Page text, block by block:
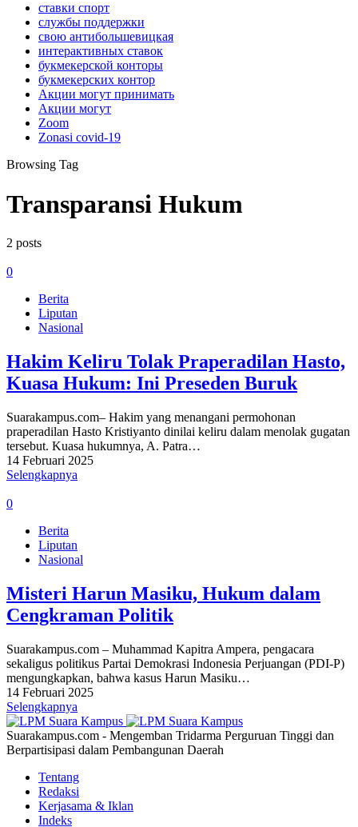
ставки спорт
службы поддержки
свою антибольшевицкая
интерактивных ставок
букмекерской конторы
букмекерских контор
Акции могут принимать
Акции могут
Zoom
Zonasi covid-19
Browsing Tag
Transparansi Hukum
2 posts
0
Berita
Liputan
Nasional
Hakim Keliru Tolak Praperadilan Hasto,
Kuasa Hukum: Ini Preseden Buruk
Suarakampus.com– Hakim yang menangani permohonan
praperadilan Hasto Kristiyanto dinilai keliru dalam menolak gugatan
tersebut. Kuasa hukumnya, A. Patra…
14 Februari 2025
Selengkapnya
0
Berita
Liputan
Nasional
Misteri Harun Masiku, Hukum dalam
Cengkraman Politik
Suarakampus.com – Muhammad Kapitra Ampera, pengacara
sekaligus politikus Partai Demokrasi Indonesia Perjuangan (PDI-P)
mengungkapkan, bahwa kasus Harun Masiku…
14 Februari 2025
Selengkapnya
Suarakampus.com - Mengemban Tridarma Perguruan Tinggi dan
Berpartisipasi dalam Pembangunan Daerah
Tentang
Redaksi
Kerjasama & Iklan
Indeks